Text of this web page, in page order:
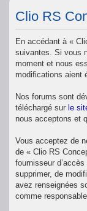
Clio RS
En accédant à «
suivantes. Si vous
moment et nous
modifications aient
Nos forums sont
téléchargé sur le
nous acceptons et
Vous acceptez de
de « Clio RS
fournisseur
supprimer, de
avez renseignées
comme